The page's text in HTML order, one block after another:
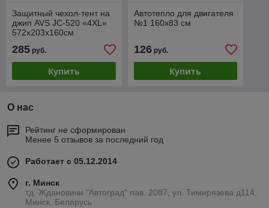
Защитный чехол-тент на
джип AVS JC-520 «4XL»
572х203х160см
285 руб.
Купить
Автотепло для двигателя
№1 160x83 см
126руб.
Купить
О нас
Рейтинг не сформирован
Менее 5 отзывов за последний год
Работает с 05.12.2014
г. Минск
тд. Ждановичи "Автоград" пав. 2087, ул. Тимирязева д114,
Минск, Беларусь